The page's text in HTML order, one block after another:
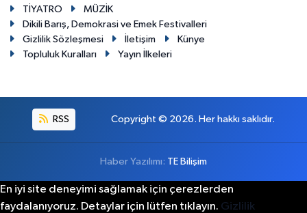
TİYATRO
MÜZİK
Dikili Barış, Demokrasi ve Emek Festivalleri
Gizlilik Sözleşmesi
İletişim
Künye
Topluluk Kuralları
Yayın İlkeleri
RSS Copyright © 2026. Her hakkı saklıdır.
Haber Yazılımı: TE Bilişim
En iyi site deneyimi sağlamak için çerezlerden
faydalanıyoruz. Detaylar için lütfen tıklayın. Gizlilik